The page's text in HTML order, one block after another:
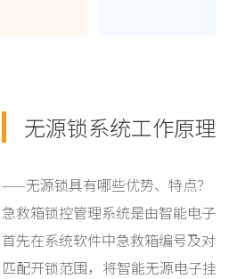
无源锁系统工作原理
——无源锁具有哪些优势、特点？
急救箱锁控管理系统是由智能电子
首先在系统软件中急救箱编号及对
匹配开锁范围，将智能无源电子挂